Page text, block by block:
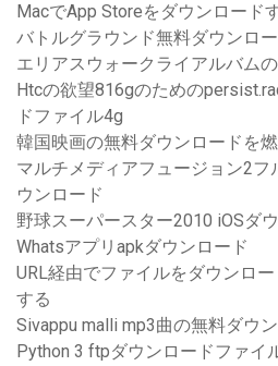
MacでApp Storeをダウンロード
バトルグラウンド無料ダウンロ
エリアスウォークライアルバム
Htcの欲望816gのための
ドファイル4g
韓国映画の無料ダウンロードを
マルチメディアフュージョン2
ウンロード
野球スーパースター2010 iOSダ
Whatsアプリapkダウンロード
URL経由でファイルをダウンロ
する
Sivappu malli mp3曲の無料ダウ
Python 3 ftpダウンロードファイ